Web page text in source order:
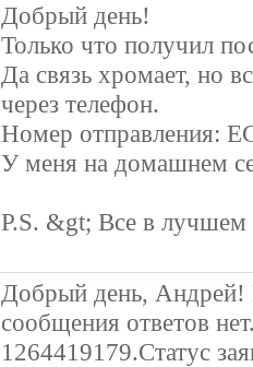
Добрый день!
Только что получил
Да связь хромает, но
через телефон.
Номер отправления:
У меня на домашнем
P.S. &gt; Все в лучшем
Добрый день, Андрей!
сообщения ответов
1264419179.Статус